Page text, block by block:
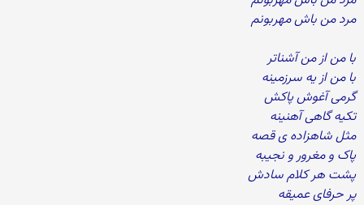
مرد من باش مهربونم
با من از من آشناتر
با من از یه سرزمینه
گرمی آغوش پاکش
تکیه گاهی آهنینه
مثل شاهزاده ی قصه
پاک و مغرور و نجیبه
پشت هر کلام سادش
پر حرفای عمیقه